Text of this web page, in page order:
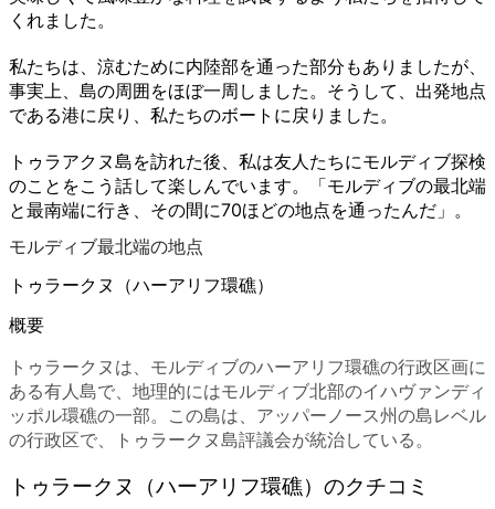
くれました。
私たちは、涼むために内陸部を通った部分もありましたが、
事実上、島の周囲をほぼ一周しました。そうして、出発地点
である港に戻り、私たちのボートに戻りました。
トゥラアクヌ島を訪れた後、私は友人たちにモルディブ探検
のことをこう話して楽しんでいます。「モルディブの最北端
と最南端に行き、その間に70ほどの地点を通ったんだ」。
モルディブ最北端の地点
トゥラークヌ（ハーアリフ環礁）
概要
トゥラークヌは、モルディブのハーアリフ環礁の行政区画に
ある有人島で、地理的にはモルディブ北部のイハヴァンディ
ッポル環礁の一部。この島は、アッパーノース州の島レベル
の行政区で、トゥラークヌ島評議会が統治している。
トゥラークヌ（ハーアリフ環礁）のクチコミ